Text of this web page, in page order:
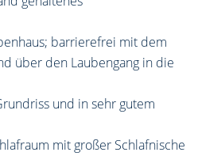
barrierefrei mit dem
über den Laubengang in die
und in sehr gutem
mit großer Schlafnische